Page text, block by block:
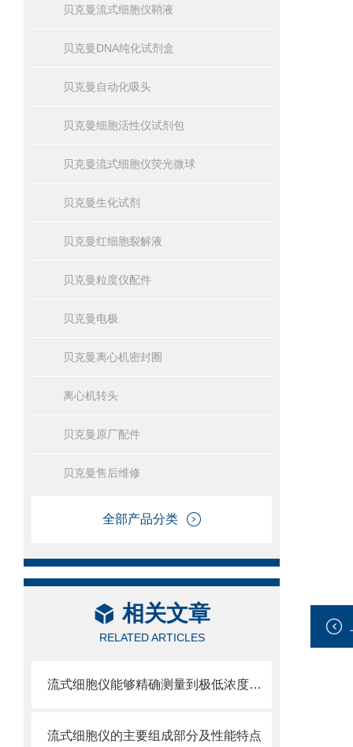
贝克曼流式细胞仪鞘液
贝克曼DNA纯化试剂盒
贝克曼自动化吸头
贝克曼细胞活性仪试剂包
贝克曼流式细胞仪荧光微球
贝克曼生化试剂
贝克曼红细胞裂解液
贝克曼粒度仪配件
贝克曼电极
贝克曼离心机密封圈
离心机转头
贝克曼原厂配件
贝克曼售后维修
全部产品分类
相关文章
RELATED ARTICLES
流式细胞仪能够精确测量到极低浓度的标记物
流式细胞仪的主要组成部分及性能特点